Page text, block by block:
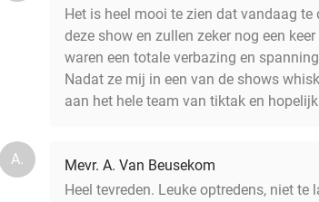
Het is heel mooi te zien dat vandaag
deze show en zullen zeker nog een
waren een totale verbazing en
Nadat ze mij in een van de shows
aan het hele team van tiktak en
A.
Mevr. A. Van Beusekom
Heel tevreden. Leuke optredens, niet